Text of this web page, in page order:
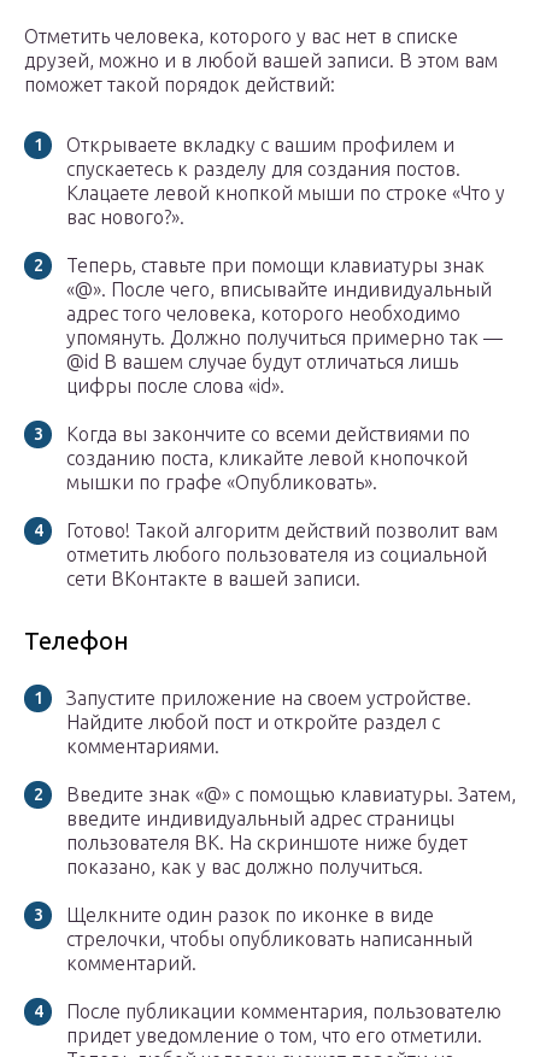
Отметить человека, которого у вас нет в списке
друзей, можно и в любой вашей записи. В этом вам
поможет такой порядок действий:
Открываете вкладку с вашим профилем и
спускаетесь к разделу для создания постов.
Клацаете левой кнопкой мыши по строке «Что у
вас нового?».
Теперь, ставьте при помощи клавиатуры знак
«@». После чего, вписывайте индивидуальный
адрес того человека, которого необходимо
упомянуть. Должно получиться примерно так —
@id В вашем случае будут отличаться лишь
цифры после слова «id».
Когда вы закончите со всеми действиями по
созданию поста, кликайте левой кнопочкой
мышки по графе «Опубликовать».
Готово! Такой алгоритм действий позволит вам
отметить любого пользователя из социальной
сети ВКонтакте в вашей записи.
Телефон
Запустите приложение на своем устройстве.
Найдите любой пост и откройте раздел с
комментариями.
Введите знак «@» с помощью клавиатуры. Затем,
введите индивидуальный адрес страницы
пользователя ВК. На скриншоте ниже будет
показано, как у вас должно получиться.
Щелкните один разок по иконке в виде
стрелочки, чтобы опубликовать написанный
комментарий.
После публикации комментария, пользователю
придет уведомление о том, что его отметили.